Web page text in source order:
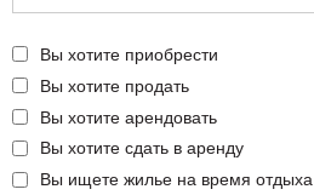
Вы хотите приобрести
Вы хотите продать
Вы хотите арендовать
Вы хотите сдать в аренду
Вы ищете жилье на время отдыха